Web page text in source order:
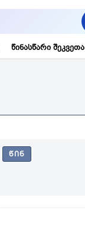
წინასწარი შეკვეთა
ᲬᲘᲜ